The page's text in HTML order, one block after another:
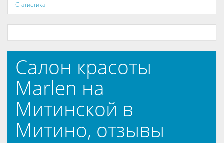
Статистика
Салон красоты
Marlen на
Митинской в
Митино, отзывы